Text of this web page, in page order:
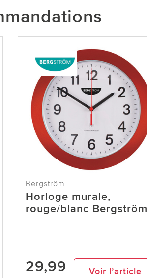
Bergström
Horloge murale,
rouge/blanc Bergström
29,99 Voir l’article